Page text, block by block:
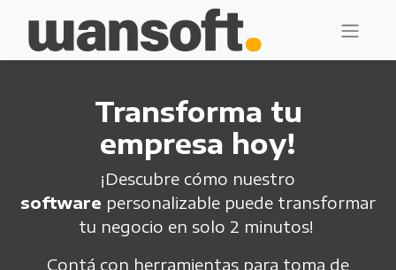
Transforma tu
empresa hoy!
¡Descubre cómo nuestro
software personalizable puede transformar
tu negocio en solo 2 minutos!
Contá con herramientas para toma de